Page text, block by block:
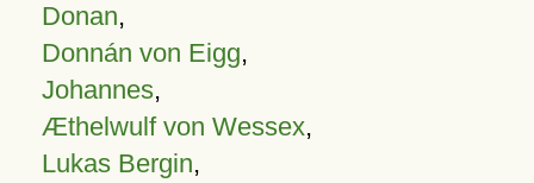
Donan,
Donnán von Eigg,
Johannes,
Æthelwulf von Wessex,
Lukas Bergin,